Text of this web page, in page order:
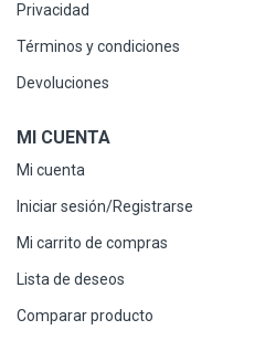
Privacidad
Términos y condiciones
Devoluciones
MI CUENTA
Mi cuenta
Iniciar sesión/Registrarse
Mi carrito de compras
Lista de deseos
Comparar producto